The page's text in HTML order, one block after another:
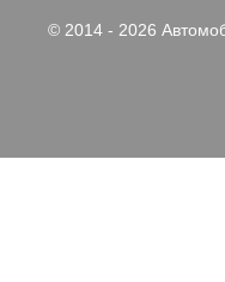
© 2014 - 2026